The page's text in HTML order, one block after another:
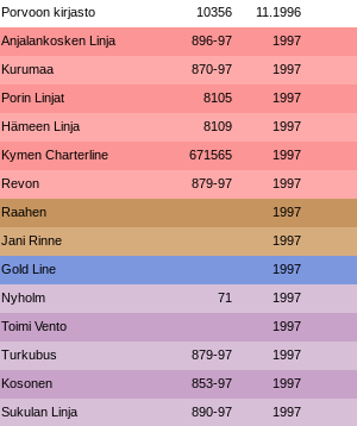
Porvoon kirjasto 10356 11.1996
Anjalankosken Linja 896-97 1997
Kurumaa 870-97 1997
Porin Linjat 8105 1997
Hämeen Linja 8109 1997
Kymen Charterline 671565 1997
Revon 879-97 1997
Raahen 1997
Jani Rinne 1997
Gold Line 1997
Nyholm 71 1997
Toimi Vento 1997
Turkubus 879-97 1997
Kosonen 853-97 1997
Sukulan Linja 890-97 1997